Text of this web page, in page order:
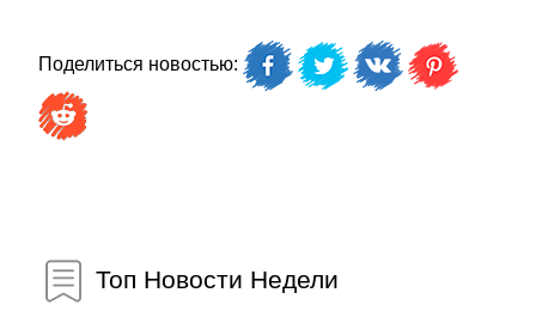
Поделиться новостью:
Топ Новости Недели